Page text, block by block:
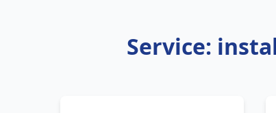
Service: